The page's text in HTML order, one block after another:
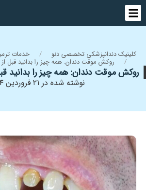
کلینیک دندانپزشکی تخصصی دنو خدمات
روکش موقت دندان: همه چیز را بدانید قبل
روکش موقت دندان: همه چیز را بدانید
نوشته شده در ۲۱ فروردین ۱۴۰۴